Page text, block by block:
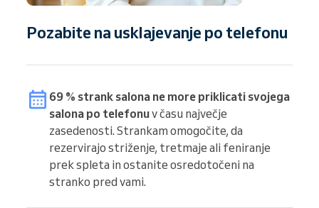
Pozabite na usklajevanje po telefonu
69 % strank salona ne more priklicati svojega
salona po telefonuv času največje
zasedenosti. Strankam omogočite, da
rezervirajo striženje, tretmaje ali feniranje
prek spleta in ostanite osredotočeni na
stranko pred vami.